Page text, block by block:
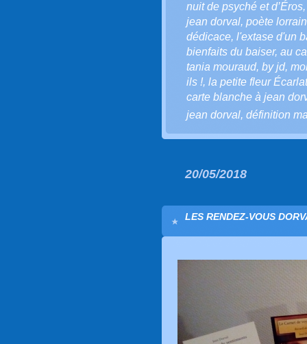
nuit de psyché et d’Éros
jean dorval, poète lorrain
dédicace, l'extase d'un
bienfaits du baiser, au
tania mouraud, by jd,
ils !, la petite fleur
carte blanche à jean
jean dorval, définition
20/05/2018
LES RENDEZ-VOUS